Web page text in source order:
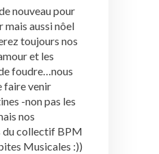
nouveau pour
mais aussi nôel
toujours nos
et les
foudre…nous
faire venir
-non pas les
nos
du collectif BPM
Musicales :))